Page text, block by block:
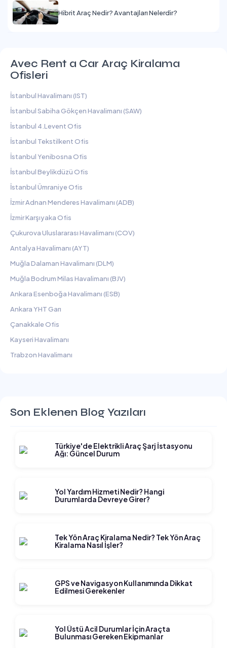
Hibrit Araç Nedir? Avantajları Nelerdir?
Avec Rent a Car Araç Kiralama
Ofisleri
İstanbul Havalimanı (IST)
İstanbul Sabiha Gökçen Havalimanı (SAW)
İstanbul 4.Levent Ofis
İstanbul Tekstilkent Ofis
İstanbul Yenibosna Ofis
İstanbul Beylikdüzü Ofis
İstanbul Ümraniye Ofis
İzmir Adnan Menderes Havalimanı (ADB)
İzmir Karşıyaka Ofis
Çukurova Uluslararası Havalimanı (COV)
Antalya Havalimanı (AYT)
Muğla Dalaman Havalimanı (DLM)
Muğla Bodrum Milas Havalimanı (BJV)
Ankara Esenboğa Havalimanı (ESB)
Ankara YHT Garı
Çanakkale Ofis
Kayseri Havalimanı
Trabzon Havalimanı
Son Eklenen Blog Yazıları
Türkiye'de Elektrikli Araç Şarj İstasyonu
Ağı: Güncel Durum
Yol Yardım Hizmeti Nedir? Hangi
Durumlarda Devreye Girer?
Tek Yön Araç Kiralama Nedir? Tek Yön Araç
Kiralama Nasıl İşler?
GPS ve Navigasyon Kullanımında Dikkat
Edilmesi Gerekenler
Yol Üstü Acil Durumlar İçin Araçta
Bulunması Gereken Ekipmanlar